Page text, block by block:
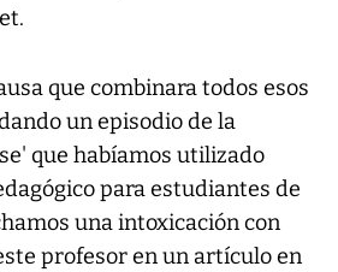
que combinara todos esos
un episodio de la
que habíamos utilizado
para estudiantes de
una intoxicación con
profesor en un artículo en